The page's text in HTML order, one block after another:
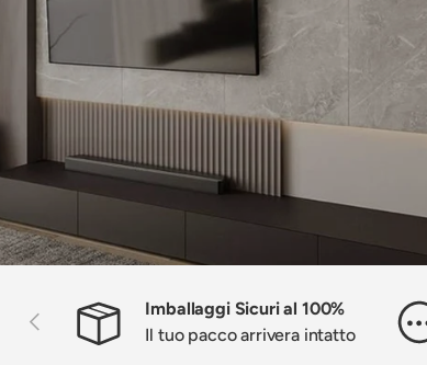
Indietro
Imballaggi Sicuri al 100%
Il tuo pacco arrivera intatto